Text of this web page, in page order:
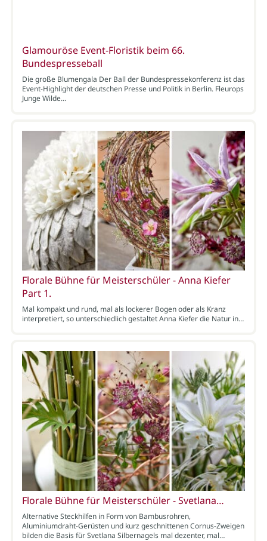
Glamouröse Event-Floristik beim 66.
Bundespresseball
Die große Blumengala Der Ball der Bundespressekonferenz ist das
Event-Highlight der deutschen Presse und Politik in Berlin. Fleurops
Junge Wilde…
Florale Bühne für Meisterschüler - Anna Kiefer
Part 1.
Mal kompakt und rund, mal als lockerer Bogen oder als Kranz
interpretiert, so unterschiedlich gestaltet Anna Kiefer die Natur in…
Florale Bühne für Meisterschüler - Svetlana…
Alternative Steckhilfen in Form von Bambusrohren,
Aluminiumdraht-Gerüsten und kurz geschnittenen Cornus-Zweigen
bilden die Basis für Svetlana Silbernagels mal dezenter, mal…